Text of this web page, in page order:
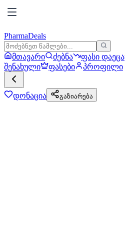
PharmaDeals
მთავარი ძებნა ფასი დაეცა
შენახული
ფასები პროფილი
დონაცია გაზიარება